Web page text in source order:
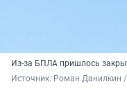
Из-за БПЛА пришлось
Источник: Роман Данилкин /